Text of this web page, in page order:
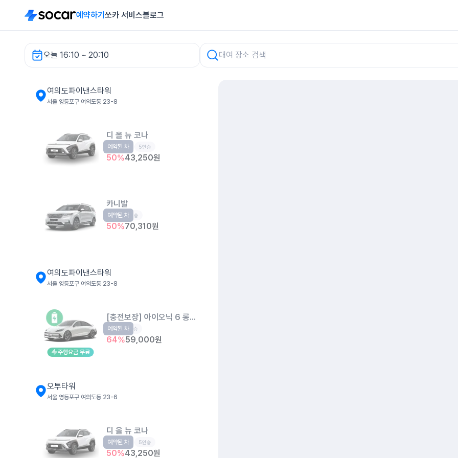
예약하기 쏘카 서비스블로그
오늘 16:10 ~ 20:10
여의도파이낸스타워 렌터카
여의도파이낸스타워
서울 영등포구 여의도동 23-8
디 올 뉴 코나
소형SUV 5인승
50%43,250원
예약된 차
카니발
RV 9인승
50%70,310원
예약된 차
여의도파이낸스타워
서울 영등포구 여의도동 23-8
주행요금 무료
[충전보장] 아이오닉 6 롱레인지
EV 5인승
64%59,000원
예약된 차
오투타워
서울 영등포구 여의도동 23-6
디 올 뉴 코나
소형SUV 5인승
50%43,250원
예약된 차